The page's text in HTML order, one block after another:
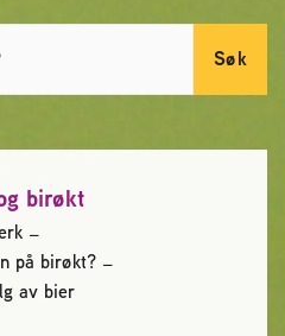
birøkt
på birøkt?
av bier